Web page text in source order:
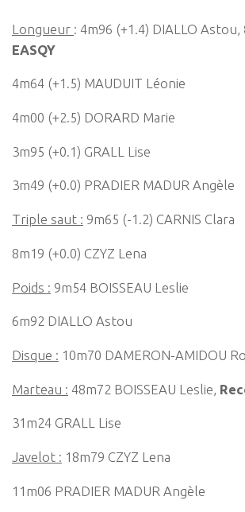
Longueur : 4m96 (+1.4) DIALLO Astou,
EASQY
4m64 (+1.5) MAUDUIT Léonie
4m00 (+2.5) DORARD Marie
3m95 (+0.1) GRALL Lise
3m49 (+0.0) PRADIER MADUR Angèle
Triple saut : 9m65 (-1.2) CARNIS Clara
8m19 (+0.0) CZYZ Lena
Poids : 9m54 BOISSEAU Leslie
6m92 DIALLO Astou
Disque : 10m70 DAMERON-AMIDOU
Marteau : 48m72 BOISSEAU Leslie,
31m24 GRALL Lise
Javelot : 18m79 CZYZ Lena
11m06 PRADIER MADUR Angèle